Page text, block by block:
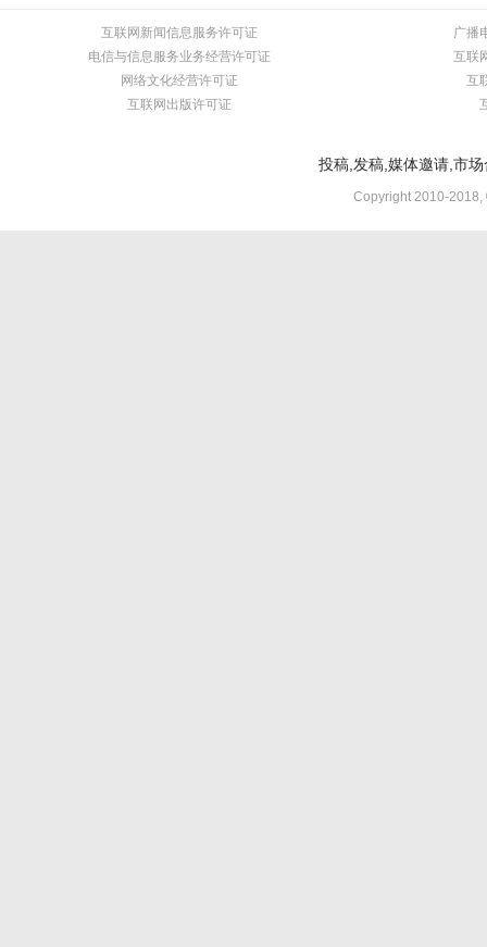
互联网新闻信息服务许可证
电信与信息服务业务经营许可证
网络文化经营许可证
互联网出版许可证
广播
互联
互
投稿,发稿,媒体邀请,市
Copyright 2010-2018,